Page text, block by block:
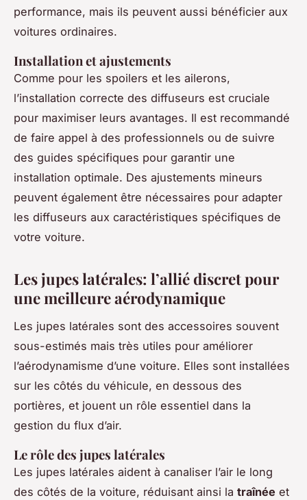
performance, mais ils peuvent aussi bénéficier aux
voitures ordinaires.
Installation et ajustements
Comme pour les spoilers et les ailerons,
l’installation correcte des diffuseurs est cruciale
pour maximiser leurs avantages. Il est recommandé
de faire appel à des professionnels ou de suivre
des guides spécifiques pour garantir une
installation optimale. Des ajustements mineurs
peuvent également être nécessaires pour adapter
les diffuseurs aux caractéristiques spécifiques de
votre voiture.
Les jupes latérales: l’allié discret pour
une meilleure aérodynamique
Les jupes latérales sont des accessoires souvent
sous-estimés mais très utiles pour améliorer
l’aérodynamisme d’une voiture. Elles sont installées
sur les côtés du véhicule, en dessous des
portières, et jouent un rôle essentiel dans la
gestion du flux d’air.
Le rôle des jupes latérales
Les jupes latérales aident à canaliser l’air le long
des côtés de la voiture, réduisant ainsi la traînée et